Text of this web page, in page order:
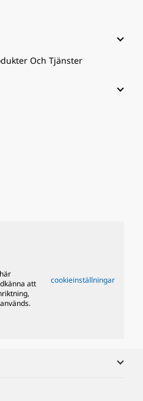
Och Tjänster
att
cookieinställningar